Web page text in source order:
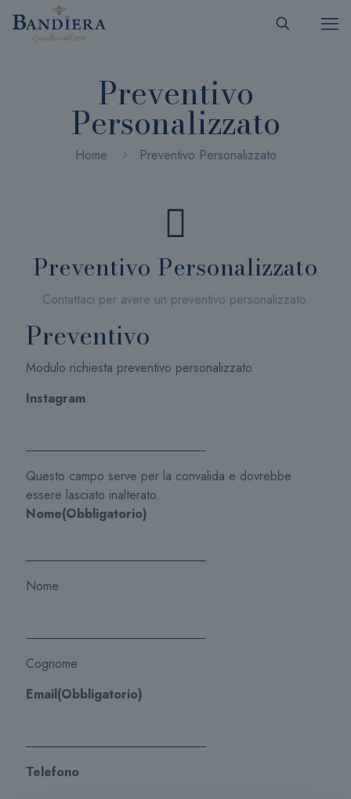
Preventivo
Personalizzato
Home Preventivo Personalizzato
Preventivo Personalizzato
Contattaci per avere un preventivo personalizzato.
Preventivo
Modulo richiesta preventivo personalizzato
Instagram
Questo campo serve per la convalida e dovrebbe
essere lasciato inalterato.
Nome(Obbligatorio)
Nome
Cognome
Email(Obbligatorio)
Telefono